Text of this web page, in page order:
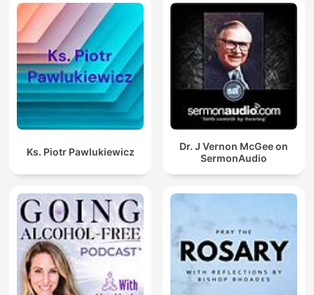
Ks. Piotr Pawlukiewicz
Dr. J Vernon McGee on
SermonAudio